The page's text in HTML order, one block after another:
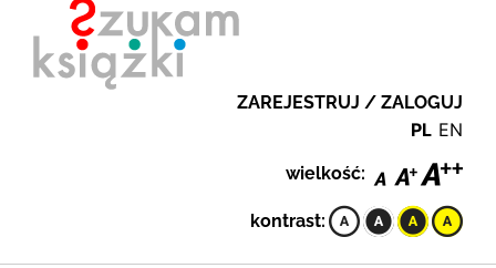
ZAREJESTRUJ / ZALOGUJ
PL EN
wielkość:
kontrast: